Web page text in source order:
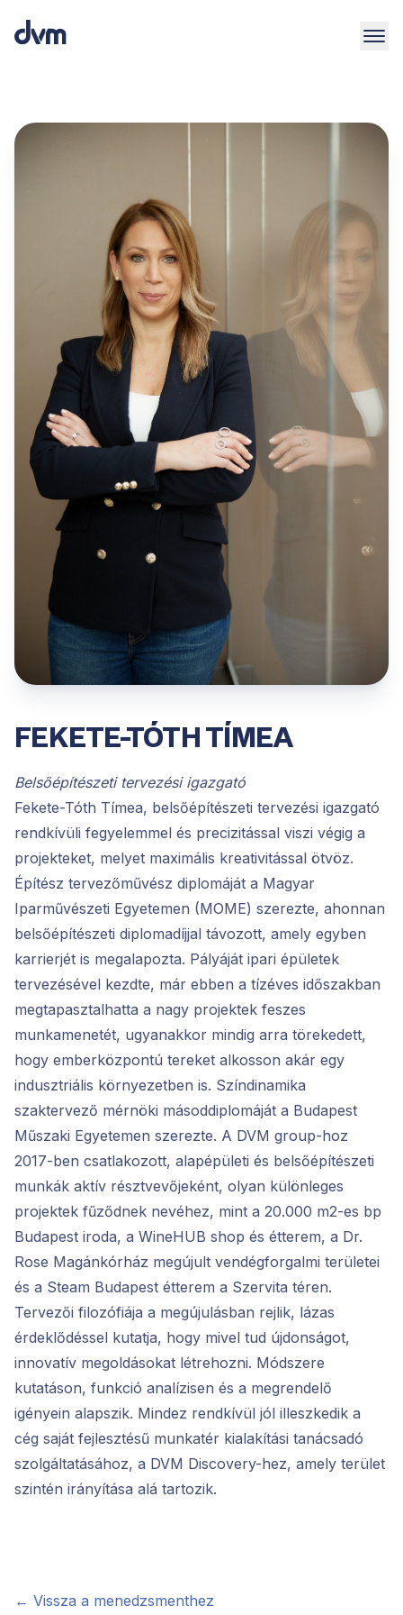
FEKETE-TÓTH TÍMEA
Belsőépítészeti tervezési igazgató
Fekete-Tóth Tímea, belsőépítészeti tervezési igazgató
rendkívüli fegyelemmel és precizitással viszi végig a
projekteket, melyet maximális kreativitással ötvöz.
Építész tervezőművész diplomáját a Magyar
Iparművészeti Egyetemen (MOME) szerezte, ahonnan
belsőépítészeti diplomadíjjal távozott, amely egyben
karrierjét is megalapozta. Pályáját ipari épületek
tervezésével kezdte, már ebben a tízéves időszakban
megtapasztalhatta a nagy projektek feszes
munkamenetét, ugyanakkor mindig arra törekedett,
hogy emberközpontú tereket alkosson akár egy
indusztriális környezetben is. Színdinamika
szaktervező mérnöki másoddiplomáját a Budapest
Műszaki Egyetemen szerezte. A DVM group-hoz
2017-ben csatlakozott, alapépületi és belsőépítészeti
munkák aktív résztvevőjeként, olyan különleges
projektek fűződnek nevéhez, mint a 20.000 m2-es bp
Budapest iroda, a WineHUB shop és étterem, a Dr.
Rose Magánkórház megújult vendégforgalmi területei
és a Steam Budapest étterem a Szervita téren.
Tervezői filozófiája a megújulásban rejlik, lázas
érdeklődéssel kutatja, hogy mivel tud újdonságot,
innovatív megoldásokat létrehozni. Módszere
kutatáson, funkció analízisen és a megrendelő
igényein alapszik. Mindez rendkívül jól illeszkedik a
cég saját fejlesztésű munkatér kialakítási tanácsadó
szolgáltatásához, a DVM Discovery-hez, amely terület
szintén irányítása alá tartozik.
← Vissza a menedzsmenthez